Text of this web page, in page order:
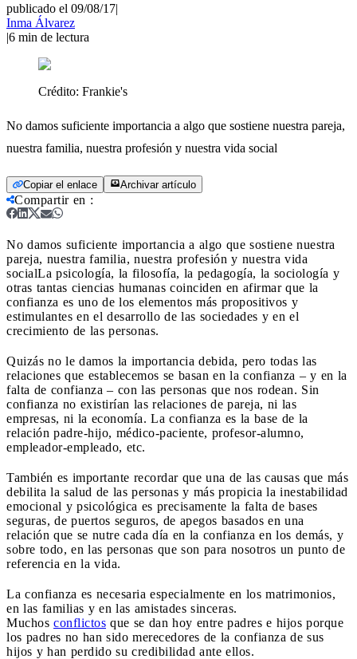
publicado el 09/08/17|
Inma Álvarez
|6 min de lectura
Crédito: Frankie's
No damos suficiente importancia a algo que sostiene nuestra pareja,
nuestra familia, nuestra profesión y nuestra vida social
Copiar el enlace Archivar artículo
Compartir en :
No damos suficiente importancia a algo que sostiene nuestra
pareja, nuestra familia, nuestra profesión y nuestra vida
socialLa psicología, la filosofía, la pedagogía, la sociología y
otras tantas ciencias humanas coinciden en afirmar que la
confianza es uno de los elementos más propositivos y
estimulantes en el desarrollo de las sociedades y en el
crecimiento de las personas.
Quizás no le damos la importancia debida, pero todas las
relaciones que establecemos se basan en la confianza – y en la
falta de confianza – con las personas que nos rodean. Sin
confianza no existirían las relaciones de pareja, ni las
empresas, ni la economía. La confianza es la base de la
relación padre-hijo, médico-paciente, profesor-alumno,
empleador-empleado, etc.
También es importante recordar que una de las causas que más
debilita la salud de las personas y más propicia la inestabilidad
emocional y psicológica es precisamente la falta de bases
seguras, de puertos seguros, de apegos basados en una
relación que se nutre cada día en la confianza en los demás, y
sobre todo, en las personas que son para nosotros un punto de
referencia en la vida.
La confianza es necesaria especialmente en los matrimonios,
en las familias y en las amistades sinceras.
Muchos conflictos que se dan hoy entre padres e hijos porque
los padres no han sido merecedores de la confianza de sus
hijos y han perdido su credibilidad ante ellos.